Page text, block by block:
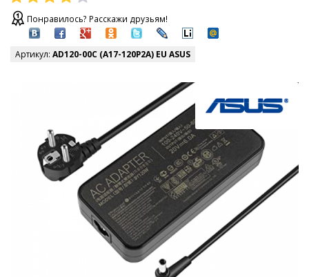
Понравилось? Расскажи друзьям!
Артикул: AD120-00C (A17-120P2A) EU ASUS